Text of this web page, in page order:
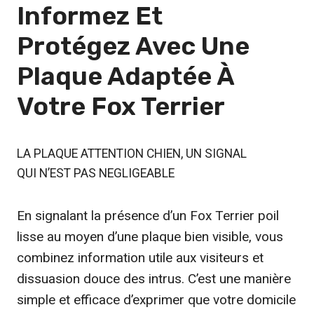
Informez Et
ProtégezAvec Une
Plaque Adaptée À
Votre Fox Terrier
LA PLAQUE ATTENTION CHIEN, UN SIGNAL
QUI N’EST PAS NEGLIGEABLE
En signalant la présence d’un Fox Terrier poil
lisse au moyen d’une plaque bien visible, vous
combinez information utile aux visiteurs et
dissuasion douce des intrus. C’est une manière
simple et efficace d’exprimer que votre domicile